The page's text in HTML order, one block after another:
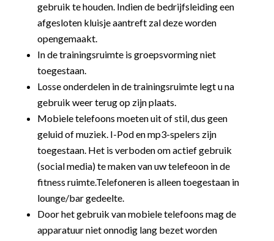
gebruik te houden. Indien de bedrijfsleiding een
afgesloten kluisje aantreft zal deze worden
opengemaakt.
In de trainingsruimte is groepsvorming niet
toegestaan.
Losse onderdelen in de trainingsruimte legt u na
gebruik weer terug op zijn plaats.
Mobiele telefoons moeten uit of stil, dus geen
geluid of muziek. I-Pod en mp3-spelers zijn
toegestaan. Het is verboden om actief gebruik
(social media) te maken van uw telefeoon in de
fitness ruimte.Telefoneren is alleen toegestaan in
lounge/bar gedeelte.
Door het gebruik van mobiele telefoons mag de
apparatuur niet onnodig lang bezet worden